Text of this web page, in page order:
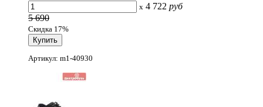
x 4 722 руб
5 690
Скидка 17%
Артикул: m1-40930